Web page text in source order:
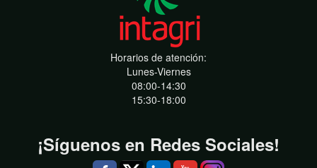
Horarios de atención:
Lunes-Viernes
08:00-14:30
15:30-18:00
¡Síguenos en Redes Sociales!